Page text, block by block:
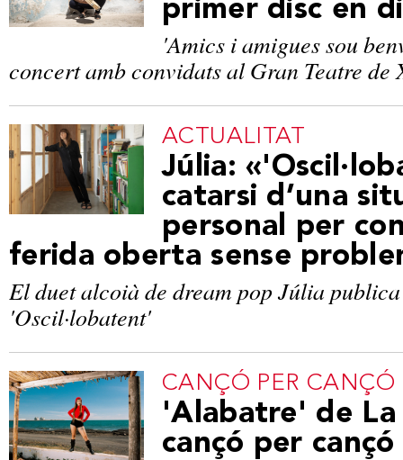
primer disc en
'Amics i amigues sou
concert amb convidats al Gran Teatre de
ACTUALITAT
Júlia:
catarsi d’una
personal per
ferida oberta sense
El duet alcoià de dream pop Júlia
'Oscil·lobatent'
CANÇÓ PER CANÇÓ
'Alabatre' de La
cançó per cançó